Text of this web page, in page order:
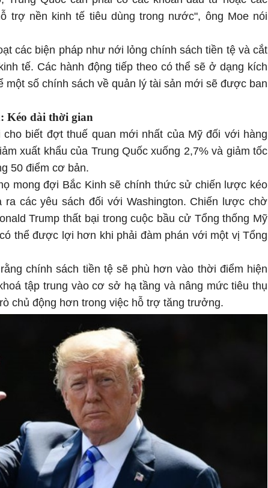
trợ nền kinh tế tiêu dùng trong nước", ông Moe nói
các biện pháp như nới lỏng chính sách tiền tệ và cắt
tế. Các hành động tiếp theo có thể sẽ ở dạng kích
một số chính sách về quản lý tài sản mới sẽ được ban
Kéo dài thời gian
biết đợt thuế quan mới nhất của Mỹ đối với hàng
xuất khẩu của Trung Quốc xuống 2,7% và giảm tốc
50 điểm cơ bản.
mong đợi Bắc Kinh sẽ chính thức sử chiến lược kéo
các yêu sách đối với Washington. Chiến lược chờ
Trump thất bại trong cuộc bầu cử Tổng thống Mỹ
thể được lợi hơn khi phải đàm phán với một vị Tổng
chính sách tiền tệ sẽ phù hơn vào thời điểm hiện
tập trung vào cơ sở hạ tầng và nâng mức tiêu thụ
chủ động hơn trong việc hỗ trợ tăng trưởng.